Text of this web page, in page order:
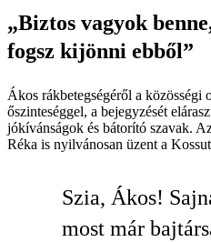
„Biztos vagyok
fogsz kijönni ebből”
Ákos rákbetegségéről a közösségi
őszinteséggel, a bejegyzését
jókívánságok és bátorító szavak.
Réka is nyilvánosan üzent a
Szia, Ákos!
most már